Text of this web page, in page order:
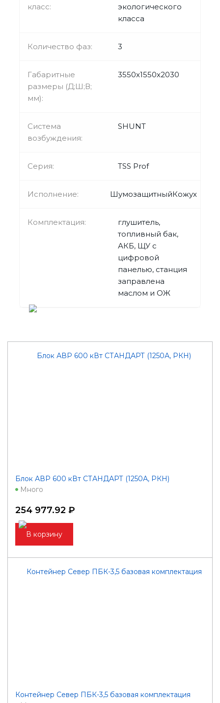
класс:
экологического
класса
Количество фаз: 3
Габаритные
размеры (Д;Ш;В;
мм):
3550x1550x2030
Система
возбуждения:
SHUNT
Серия: TSS Prof
Исполнение: ШумозащитныйКожух
Комплектация:
глушитель,
топливный бак,
АКБ, ЩУ с
цифровой
панелью, станция
заправлена
маслом и ОЖ
Блок АВР 600 кВт СТАНДАРТ (1250А, РКН)
Много
254 977.92 ₽
В корзину
Контейнер Север ПБК-3,5 базовая комплектация